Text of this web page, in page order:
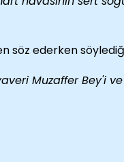
söz ederken
Muzaffer Bey'i